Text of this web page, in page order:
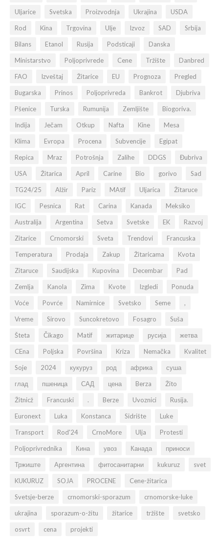
Uljarice Svetska Proizvodnja Ukrajina USDA
Rod Kina Trgovina Ulje Izvoz SAD Srbija
Bilans Etanol Rusija Podsticaji Danska
Ministarstvo Poljoprivrede Cene Tržište Danbred
FAO Izveštaj Žitarice EU Prognoza Pregled
Bugarska Prinos Poljoprivreda Bankrot Djubriva
Pšenice Turska Rumunija Zemljište Biogoriva.
Indija Ječam Otkup Nafta Kine Mesa
Klima Evropa Procena Subvencije Egipat
Repica Mraz Potrošnja Zalihe DDGS Đubriva
USA Žitarica April Carine Bio gorivo Sad
TG24/25 Alžir Pariz MAtif Uljarica Žitaruce
IGC Pesnica Rat Carina Kanada Meksiko
Australija Argentina Setva Svetske EK Razvoj
Zitarice Crnomorski Sveta Trendovi Francuska
Temperatura Prodaja Zakup Žitaricama Kvota
Zitaruce Saudijska Kupovina Decembar Pad
Zemlja Kanola Zima Kvote Izgledi Ponuda
Voće Povrće Namirnice Svetsko Seme ,
Vreme Sirovo Suncokretovo Fosagro Suša
Šteta Čikago Matif житарице русија жетва
CEna Poljska Površina Kriza Nemačka Kvalitet
Soje 2024 кукуруз род африка суша
глад пшеница САД цена Berza Žito
Žitnicž Francuski . Berze Uvoznici Rusija.
Euronext Luka Konstanca Sidrište Luke
Transport Rod'24 CrnoMore Ulja Protesti
Poljoprivrednika Кина увоз Канада приноси
Тржиште Аргентина фитосанитарни kukuruz svet
KUKURUZ SOJA PROCENE Cene-žitarica
Svetsje-berze crnomorski-sporazum crnomorske-luke
ukrajina sporazum-o-žitu žitarice tržište svetsko
osvrt cena projekti